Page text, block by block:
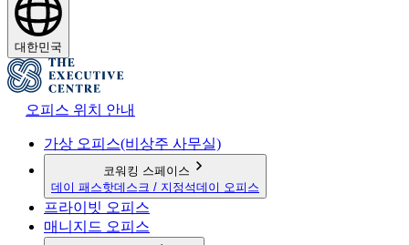
대한민국
오피스 위치 안내
가상 오피스(비상주 사무실)
코워킹 스페이스
데이 패스핫데스크 / 지정석데이 오피스
프라이빗 오피스
매니지드 오피스